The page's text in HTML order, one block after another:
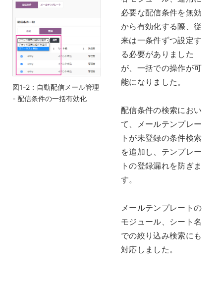
図1-2：自動配信メール管理
- 配信条件の一括有効化
必要な配信条件を無効
から有効化する際、従
来は一条件ずつ設定す
る必要がありました
が、一括での操作が可
能になりました。
配信条件の検索におい
て、メールテンプレー
トが未登録の条件検索
を追加し、テンプレー
トの登録漏れを防ぎま
す。
メールテンプレートの
モジュール、シート名
での絞り込み検索にも
対応しました。